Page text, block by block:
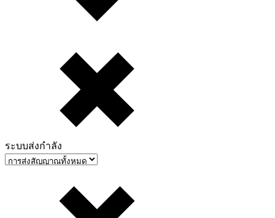
ระบบส่งกำลัง